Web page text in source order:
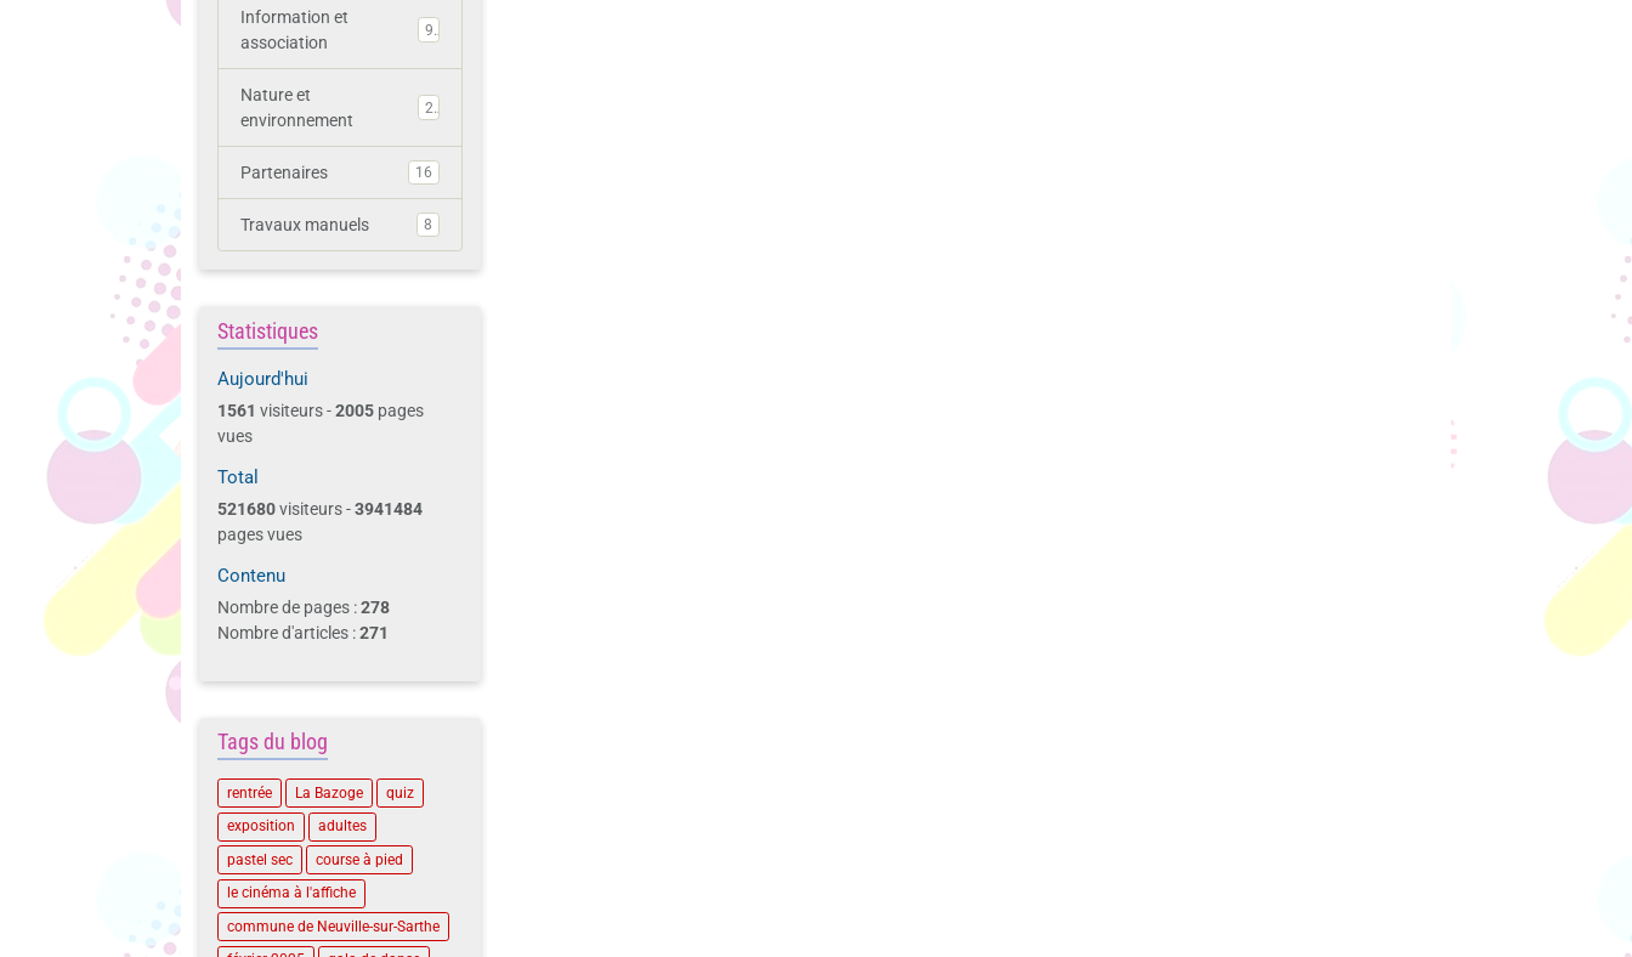
Information et
association
9
Nature et
environnement
2
Partenaires 16
Travaux manuels 8
Statistiques
Aujourd'hui
1561 visiteurs -2005 pages
vues
Total
521680visiteurs -3941484
pages vues
Contenu
Nombre de pages :278
Nombre d'articles :271
Tags du blog
rentrée La Bazoge
quiz
exposition
adultes
pastel sec
course à pied
le cinéma à l'affiche
commune de Neuville-sur-Sarthe